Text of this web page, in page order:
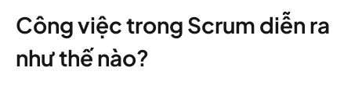
Công việc trong Scrum diễn ra
như thế nào?